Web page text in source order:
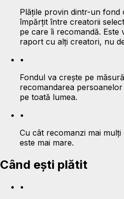
Plățile provin dintr-un
împărțit între creatorii
pe care îi recomandă.
raport cu alți creatori, nu
•
Fondul va crește pe
recomandarea
pe toată lumea.
•
Cu cât recomanzi mai
este mai mare.
Când ești plătit
•